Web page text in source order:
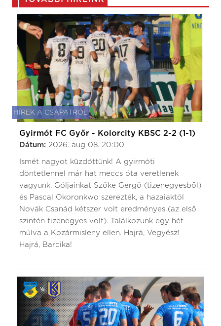
HÍREK A CSAPATRÓL
Gyirmót FC Győr - Kolorcity KBSC 2-2 (1-1)
Dátum: 2026. aug 08. 20:00
Ismét nagyot küzdöttünk! A gyirmóti
döntetlennel már hat meccs óta veretlenek
vagyunk. Góljainkat Szőke Gergő (tizenegyesből)
és Pascal Okoronkwo szerezték, a hazaiaktól
Novák Csanád kétszer volt eredményes (az első
szintén tizenegyes volt). Találkozunk egy hét
múlva a Kozármisleny ellen. Hajrá, Vegyész!
Hajrá, Barcika!